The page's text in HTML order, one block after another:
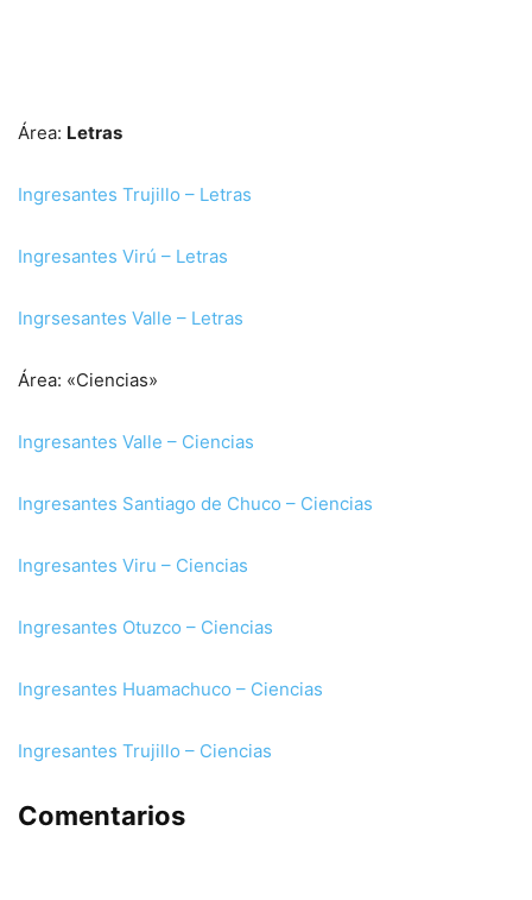
Área: Letras
Ingresantes Trujillo – Letras
Ingresantes Virú – Letras
Ingrsesantes Valle – Letras
Área: «Ciencias»
Ingresantes Valle – Ciencias
Ingresantes Santiago de Chuco – Ciencias
Ingresantes Viru – Ciencias
Ingresantes Otuzco – Ciencias
Ingresantes Huamachuco – Ciencias
Ingresantes Trujillo – Ciencias
Comentarios